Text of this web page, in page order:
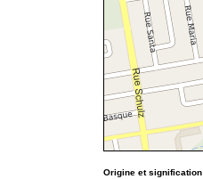
Origine et signification